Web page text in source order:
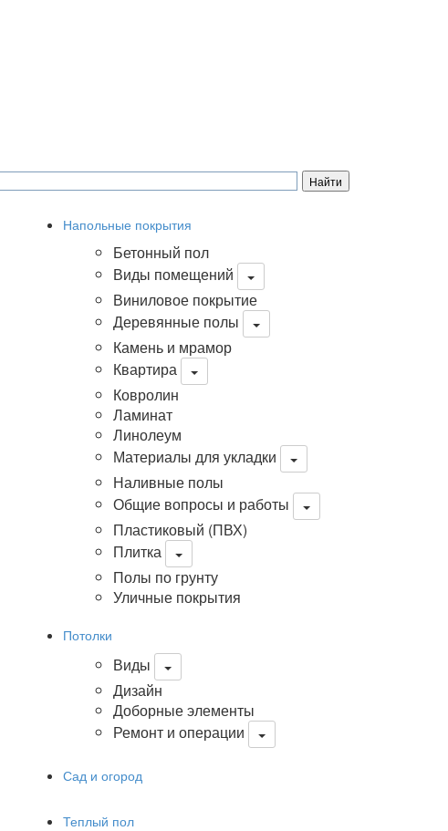
Напольные покрытия
Бетонный пол
Виды помещений
Виниловое покрытие
Деревянные полы
Камень и мрамор
Квартира
Ковролин
Ламинат
Линолеум
Материалы для укладки
Наливные полы
Общие вопросы и работы
Пластиковый (ПВХ)
Плитка
Полы по грунту
Уличные покрытия
Потолки
Виды
Дизайн
Доборные элементы
Ремонт и операции
Сад и огород
Теплый пол